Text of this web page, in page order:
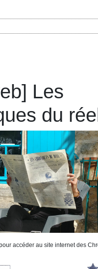
Les
du
accéder au site internet des